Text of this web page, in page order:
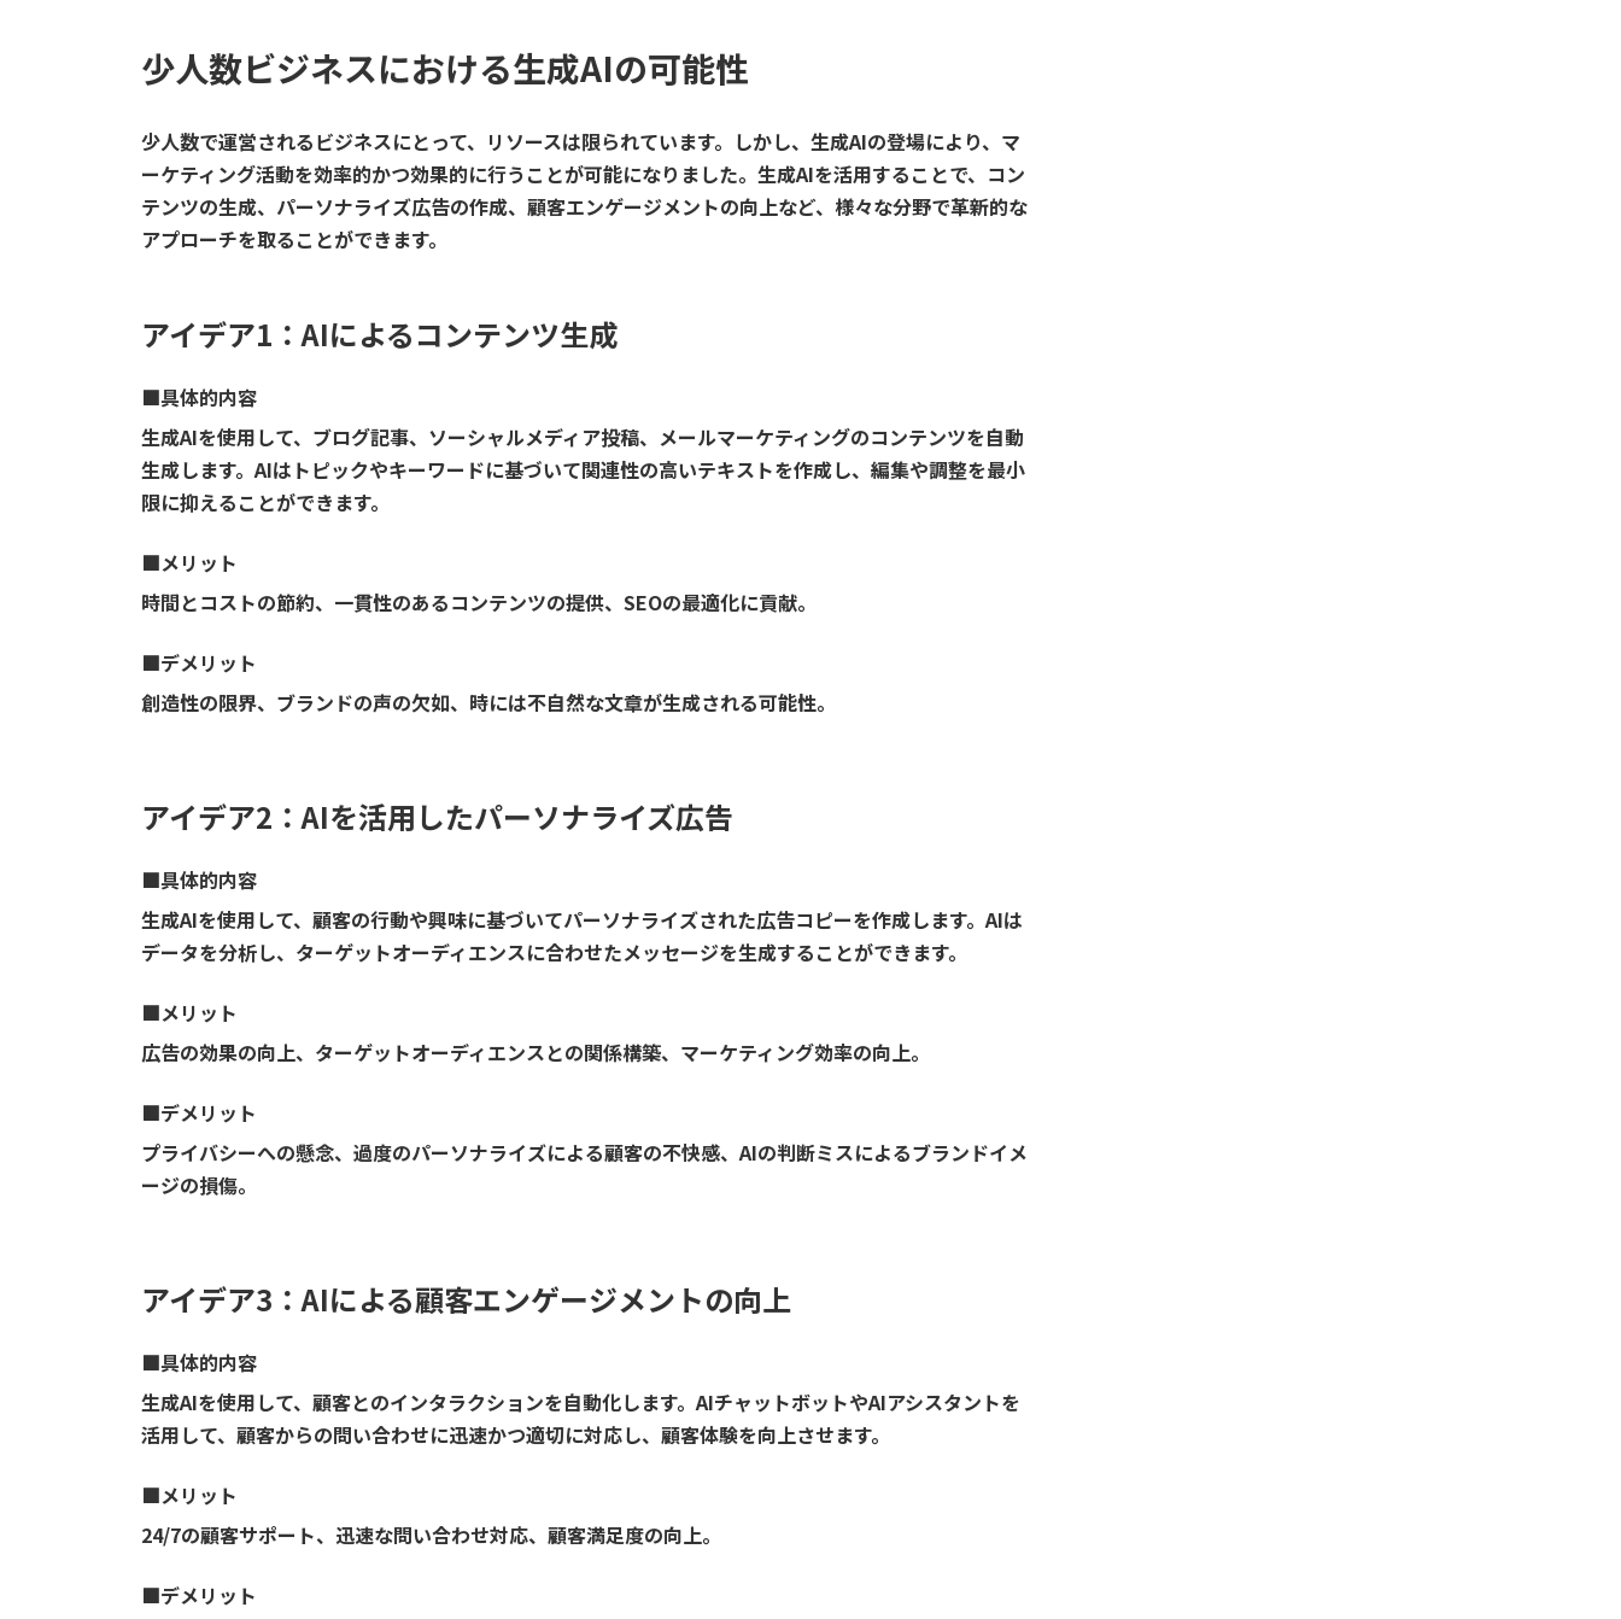
少人数ビジネスにおける生成AIの可能性
少人数で運営されるビジネスにとって、リソースは限られています。しかし、生成AIの登場により、マ
ーケティング活動を効率的かつ効果的に行うことが可能になりました。生成AIを活用することで、コン
テンツの生成、パーソナライズ広告の作成、顧客エンゲージメントの向上など、様々な分野で革新的な
アプローチを取ることができます。
アイデア1：AIによるコンテンツ生成
■具体的内容
生成AIを使用して、ブログ記事、ソーシャルメディア投稿、メールマーケティングのコンテンツを自動
生成します。AIはトピックやキーワードに基づいて関連性の高いテキストを作成し、編集や調整を最小
限に抑えることができます。
■メリット
時間とコストの節約、一貫性のあるコンテンツの提供、SEOの最適化に貢献。
■デメリット
創造性の限界、ブランドの声の欠如、時には不自然な文章が生成される可能性。
アイデア2：AIを活用したパーソナライズ広告
■具体的内容
生成AIを使用して、顧客の行動や興味に基づいてパーソナライズされた広告コピーを作成します。AIは
データを分析し、ターゲットオーディエンスに合わせたメッセージを生成することができます。
■メリット
広告の効果の向上、ターゲットオーディエンスとの関係構築、マーケティング効率の向上。
■デメリット
プライバシーへの懸念、過度のパーソナライズによる顧客の不快感、AIの判断ミスによるブランドイメ
ージの損傷。
アイデア3：AIによる顧客エンゲージメントの向上
■具体的内容
生成AIを使用して、顧客とのインタラクションを自動化します。AIチャットボットやAIアシスタントを
活用して、顧客からの問い合わせに迅速かつ適切に対応し、顧客体験を向上させます。
■メリット
24/7の顧客サポート、迅速な問い合わせ対応、顧客満足度の向上。
■デメリット